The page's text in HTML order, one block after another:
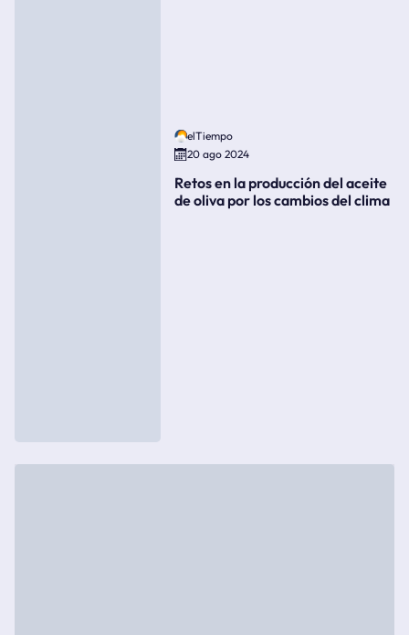
elTiempo
20 ago 2024
Retos en la producción del aceite
de oliva por los cambios del clima